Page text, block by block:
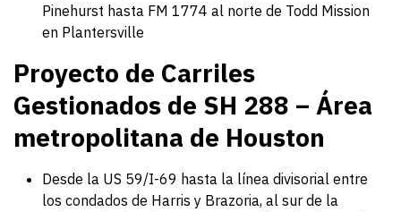
Pinehurst hasta FM 1774 al norte de Todd Mission
en Plantersville
Proyecto de Carriles
Gestionados de SH 288 – Área
metropolitana de Houston
Desde la US 59/I-69 hasta la línea divisorial entre
los condados de Harris y Brazoria, al sur de la